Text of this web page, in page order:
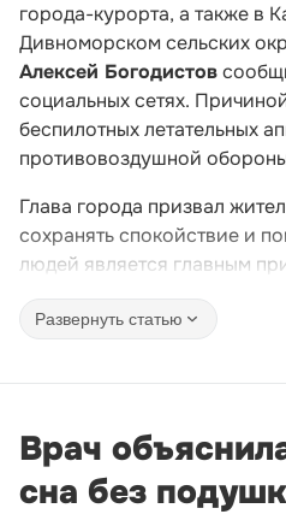
города-курорта, а также в
Дивноморском сельских
Алексей Богодистов
социальных сетях.
беспилотных летательных
противовоздушной
Глава города призвал
сохранять спокойствие и
людей является главным
Развернуть статью
Врач
сна без